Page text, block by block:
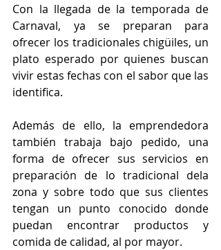
Con la llegada de la temporada de
Carnaval, ya se preparan para
ofrecer los tradicionales chigüiles, un
plato esperado por quienes buscan
vivir estas fechas con el sabor que las
identifica.
Además de ello, la emprendedora
también trabaja bajo pedido, una
forma de ofrecer sus servicios en
preparación de lo tradicional dela
zona y sobre todo que sus clientes
tengan un punto conocido donde
puedan encontrar productos y
comida de calidad, al por mayor.